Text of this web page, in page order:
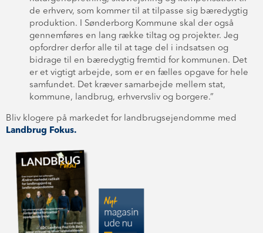
de erhverv, som kommer til at tilpasse sig bæredygtig
produktion. I Sønderborg Kommune skal der også
gennemføres en lang række tiltag og projekter. Jeg
opfordrer derfor alle til at tage del i indsatsen og
bidrage til en bæredygtig fremtid for kommunen. Det
er et vigtigt arbejde, som er en fælles opgave for hele
samfundet. Det kræver samarbejde mellem stat,
kommune, landbrug, erhvervsliv og borgere.”
Bliv klogere på markedet for landbrugsejendomme med
Landbrug Fokus.